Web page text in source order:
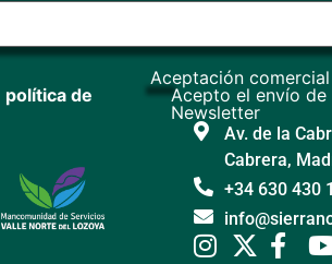
política de
Aceptación comercial
Acepto el envío de
Newsletter
Av. de la
Cabrera,
+34 630 430